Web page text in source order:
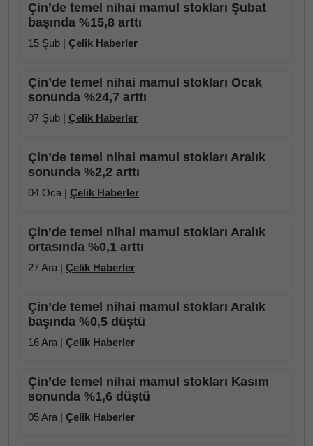
Çin’de temel nihai mamul stokları Şubat
başında %15,8 arttı
15 Şub | Çelik Haberler
Çin’de temel nihai mamul stokları Ocak
sonunda %24,7 arttı
07 Şub | Çelik Haberler
Çin’de temel nihai mamul stokları Aralık
sonunda %2,2 arttı
04 Oca | Çelik Haberler
Çin’de temel nihai mamul stokları Aralık
ortasında %0,1 arttı
27 Ara | Çelik Haberler
Çin’de temel nihai mamul stokları Aralık
başında %0,5 düştü
16 Ara | Çelik Haberler
Çin’de temel nihai mamul stokları Kasım
sonunda %1,6 düştü
05 Ara | Çelik Haberler